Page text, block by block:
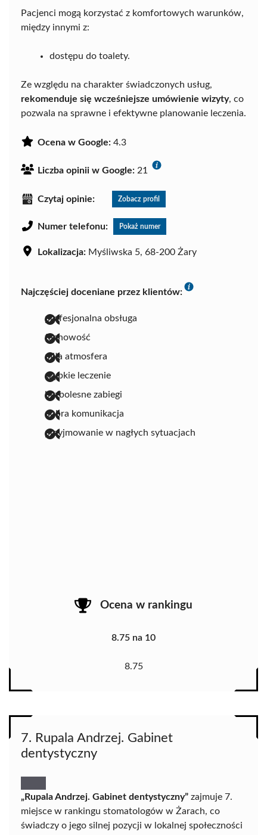
Pacjenci mogą korzystać z komfortowych warunków,
między innymi z:
dostępu do toalety.
Ze względu na charakter świadczonych usług,
rekomenduje się wcześniejsze umówienie wizyty, co
pozwala na sprawne i efektywne planowanie leczenia.
Ocena w Google: 4.3
Liczba opinii w Google: 21
Czytaj opinie: Zobacz profil
Numer telefonu: Pokaż numer
Lokalizacja: Myśliwska 5, 68-200 Żary
Najczęściej doceniane przez klientów:
profesjonalna obsługa
fachowość
miła atmosfera
szybkie leczenie
bezbolesne zabiegi
dobra komunikacja
przyjmowanie w nagłych sytuacjach
Ocena w rankingu
8.75 na 10
8.75
7. Rupala Andrzej. Gabinet
dentystyczny
„Rupala Andrzej. Gabinet dentystyczny” zajmuje 7.
miejsce w rankingu stomatologów w Żarach, co
świadczy o jego silnej pozycji w lokalnej społeczności